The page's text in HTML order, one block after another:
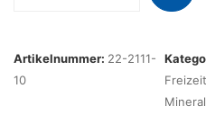
Artikelnummer: 22-2111-
10
Freizeit